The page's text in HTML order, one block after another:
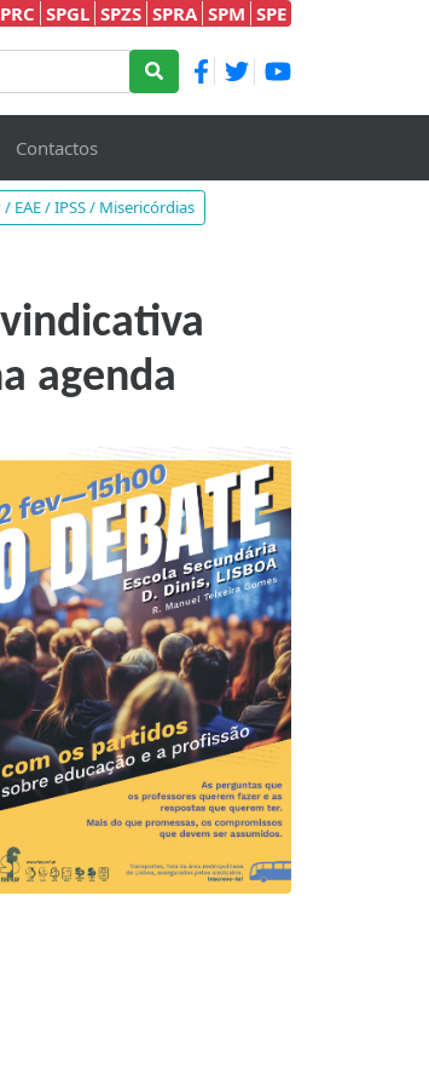
SPGL SPZS SPRA SPM SPE
Contactos
/ EAE / IPSS / Misericórdias
agenda